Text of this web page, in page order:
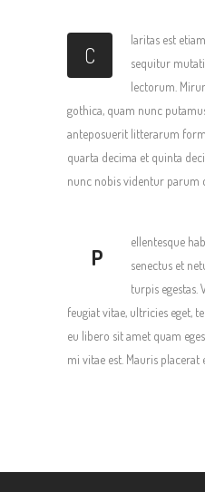
C
laritas est
sequitur
lectorum.
gothica, quam nunc
anteposuerit litterarum
quarta decima et quinta
nunc nobis videntur parum
P
ellentesque
senectus et
turpis
feugiat vitae, ultricies eget,
eu libero sit amet quam
mi vitae est. Mauris placerat